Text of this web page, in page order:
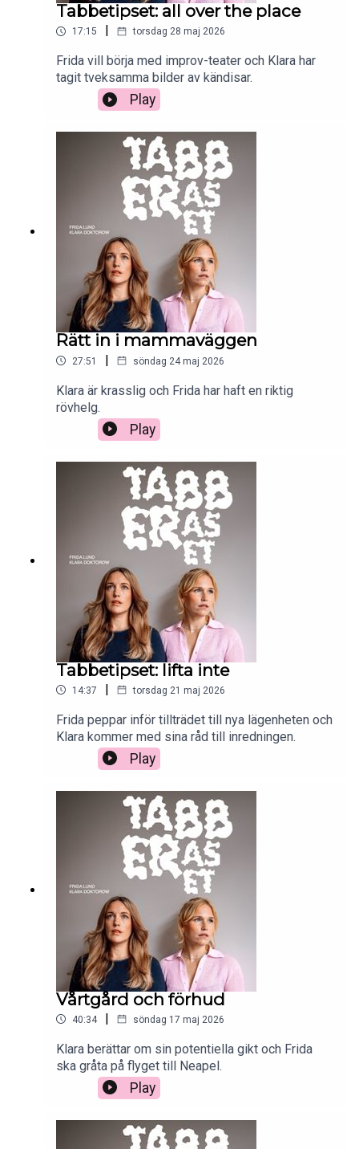
Tabbetipset: all over the place
17:15 torsdag 28 maj 2026
Frida vill börja med improv-teater och Klara har
tagit tveksamma bilder av kändisar.
Play
Rätt in i mammaväggen
27:51 | söndag 24 maj 2026
Klara är krasslig och Frida har haft en riktig
rövhelg.
Play
Tabbetipset: lifta inte
14:37 | torsdag 21 maj 2026
Frida peppar inför tillträdet till nya lägenheten och
Klara kommer med sina råd till inredningen.
Play
Vårtgård och förhud
40:34 | söndag 17 maj 2026
Klara berättar om sin potentiella gikt och Frida
ska gråta på flyget till Neapel.
Play